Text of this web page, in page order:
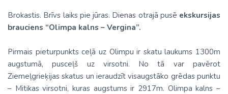
Brokastis. Brīvs laiks pie jūras. Dienas otrajā pusē ekskursijas
brauciens “Olimpa kalns – Vergina”.
Pirmais pieturpunkts ceļā uz Olimpu ir skatu laukums 1300m
augstumā, pusceļš uz virsotni. No tā var pavērot
Ziemeļgrieķijas skatus un ieraudzīt visaugstāko grēdas punktu
– Mitikas virsotni, kuras augstums ir 2917m. Olimpa kalns –